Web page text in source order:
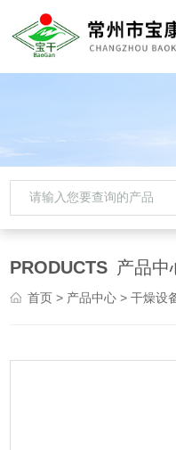
PRODUCTS 产品中
首页 > 产品中心 >干燥设